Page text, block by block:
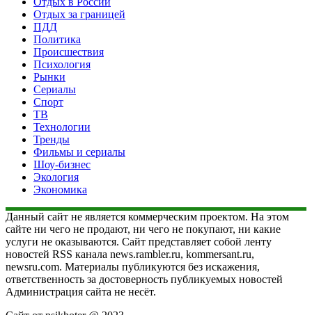
Отдых за границей
ПДД
Политика
Происшествия
Психология
Рынки
Сериалы
Спорт
ТВ
Технологии
Тренды
Фильмы и сериалы
Шоу-бизнес
Экология
Экономика
Данный сайт не является коммерческим проектом. На этом
сайте ни чего не продают, ни чего не покупают, ни какие
услуги не оказываются. Сайт представляет собой ленту
новостей RSS канала news.rambler.ru, kommersant.ru,
newsru.com. Материалы публикуются без искажения,
ответственность за достоверность публикуемых новостей
Администрация сайта не несёт.